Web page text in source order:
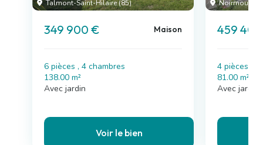
Talmont-Saint-Hilaire (85)
349 900 € Maison
6 pièces , 4 chambres
138.00 m²
Avec jardin
Voir le bien
Noirmoutier-
459
4 pièces , 3
81.00 m²
Avec